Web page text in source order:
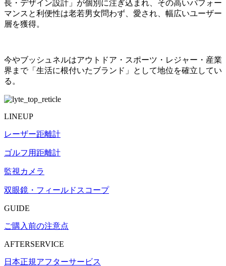
長・デザイン設計」が個別に注ぎ込まれ、その高いパフォー
マンスと利便性は老若男女問わず、愛され、幅広いユーザー
層を獲得。
今やブッシュネルはアウトドア・スポーツ・レジャー・産業
界まで「生活に根付いたブランド」として地位を確立してい
る。
LINEUP
レーザー距離計
ゴルフ用距離計
監視カメラ
双眼鏡・フィールドスコープ
GUIDE
ご購入前の注意点
AFTERSERVICE
日本正規アフターサービス